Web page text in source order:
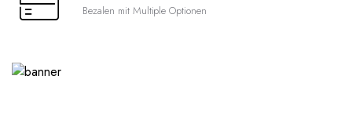
Bezalen mit Multiple Optionen